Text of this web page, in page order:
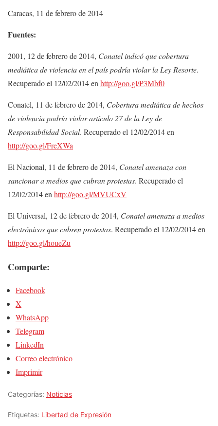
Caracas, 11 de febrero de 2014
Fuentes:
2001, 12 de febrero de 2014, Conatel indicó que cobertura
mediática de violencia en el país podría violar la Ley Resorte.
Recuperado el 12/02/2014 en http://goo.gl/P3Mbf0
Conatel, 11 de febrero de 2014, Cobertura mediática de hechos
de violencia podría violar artículo 27 de la Ley de
Responsabilidad Social. Recuperado el 12/02/2014 en
http://goo.gl/FreXWa
El Nacional, 11 de febrero de 2014, Conatel amenaza con
sancionar a medios que cubran protestas. Recuperado el
12/02/2014 en http://goo.gl/MVUCxV
El Universal, 12 de febrero de 2014, Conatel amenaza a medios
electrónicos que cubren protestas. Recuperado el 12/02/2014 en
http://goo.gl/houeZu
Comparte:
Facebook
X
WhatsApp
Telegram
LinkedIn
Correo electrónico
Imprimir
Categorías: Noticias
Etiquetas: Libertad de Expresión